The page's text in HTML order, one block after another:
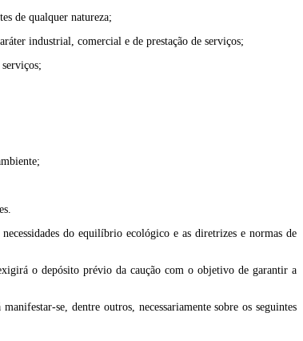
de qualquer natureza;
industrial, comercial e de prestação de serviços;
do equilíbrio ecológico e as diretrizes e normas de
o depósito prévio da caução com o objetivo de garantir a
se, dentre outros, necessariamente sobre os seguintes